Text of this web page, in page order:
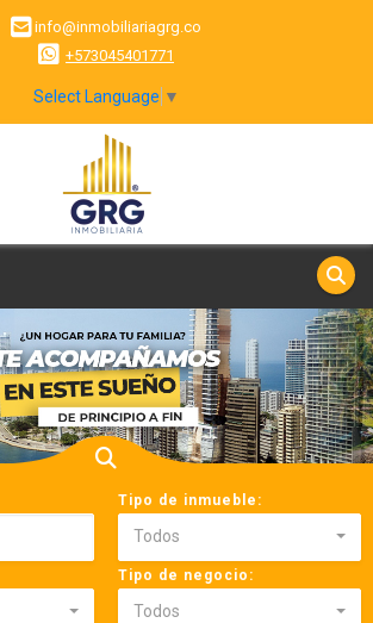
info@inmobiliariagrg.co
+573045401771
Select Language ▼
Tipo de inmueble:
Todos
Tipo de negocio:
Todos